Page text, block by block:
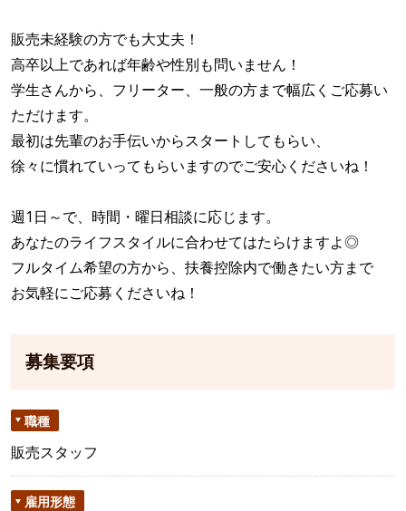
販売未経験の方でも大丈夫！
高卒以上であれば年齢や性別も問いません！
学生さんから、フリーター、一般の方まで幅広くご応募い
ただけます。
最初は先輩のお手伝いからスタートしてもらい、
徐々に慣れていってもらいますのでご安心くださいね！
週1日～で、時間・曜日相談に応じます。
あなたのライフスタイルに合わせてはたらけますよ◎
フルタイム希望の方から、扶養控除内で働きたい方まで
お気軽にご応募くださいね！
募集要項
職種
販売スタッフ
雇用形態